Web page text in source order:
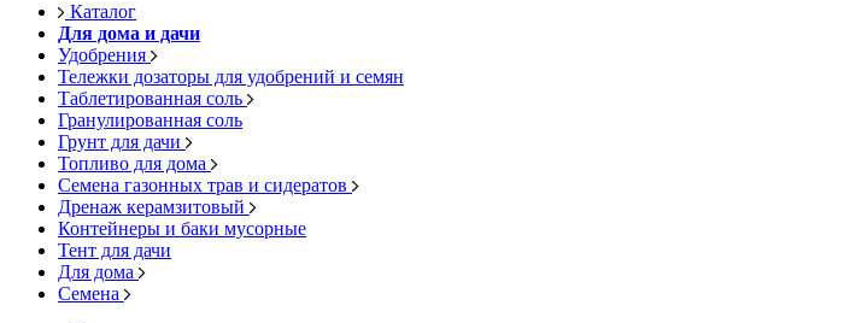
Каталог
Для дома и дачи
Удобрения
Тележки дозаторы для удобрений и семян
Таблетированная соль
Гранулированная соль
Грунт для дачи
Топливо для дома
Семена газонных трав и сидератов
Дренаж керамзитовый
Контейнеры и баки мусорные
Тент для дачи
Для дома
Семена